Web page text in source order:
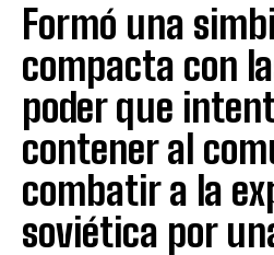
Formó una
compacta con
poder que
contener al
combatir a la
soviética por